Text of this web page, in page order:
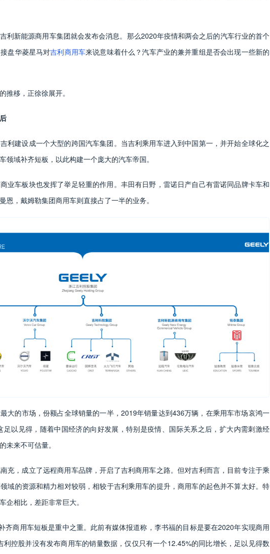
利新能源商用车集团就会发布会消息。那么2020年疫情和两会之后的汽车行业的首个
盘华菱星马对吉利商用车来说意味着什么？汽车产业的兼并重组是否会出现一些新的
推移，正徐徐展开。
利建设成一个大型的跨国汽车集团。当吉利乘用车进入到中国第一，并开始全球化之
领域补齐短板，以此构建一个庞大的汽车帝国。
业车板块也发挥了举足轻重的作用。丰田有日野，雷诺日产自己有雷诺同品牌卡车和
恩，戴姆勒集团商用车则直接占了一半的业务。
大的市场，份额占全球销量的一半，2019年销量达到436万辆，在乘用车市场哀鸿一
足以见得，随着中国经济的向好发展，特别是疫情、国际关系之后，扩大内需刺激经
未来不可估量。
充，成立了远程商用车品牌，开启了吉利商用车之路。但对吉利而言，目前专注于乘
域的资源和精力相对较弱，相较于吉利乘用车的提升，商用车的起色并不算太好。特
企相比，差距非常巨大。
齐商用车短板是重中之重。此前有媒体报道称，李书福的目标是要在2020年实现商用
控股并没有发布商用车的销量数据，仅仅只有一个12.45%的同比增长，足以见得数